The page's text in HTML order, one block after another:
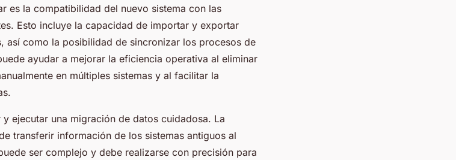
es la compatibilidad del nuevo sistema con las
Esto incluye la capacidad de importar y exportar
así como la posibilidad de sincronizar los procesos de
ayudar a mejorar la eficiencia operativa al eliminar
en múltiples sistemas y al facilitar la
ejecutar una migración de datos cuidadosa. La
transferir información de los sistemas antiguos al
ser complejo y debe realizarse con precisión para